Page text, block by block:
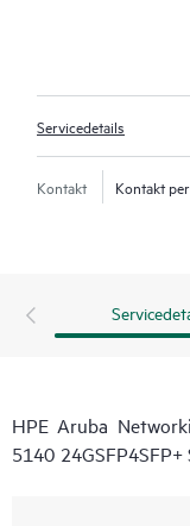
Servicedetails
Kontakt Kontakt
HPE Aruba
5140 24GSFP4SFP+